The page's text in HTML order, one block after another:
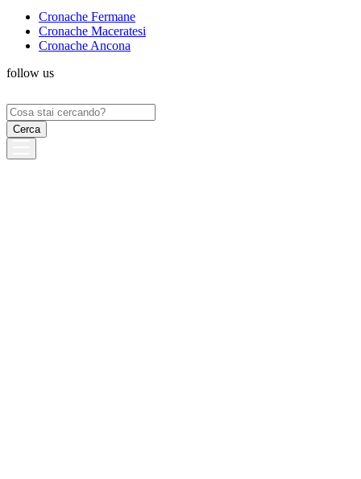
Cronache Fermane
Cronache Maceratesi
Cronache Ancona
follow us
Ricerca
per: